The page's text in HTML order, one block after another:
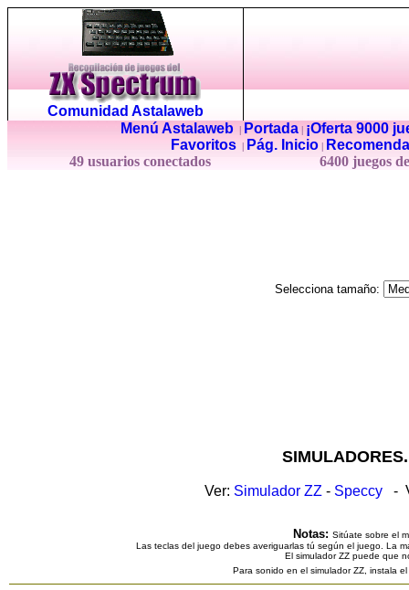
Comunidad Astalaweb
Menú Astalaweb| Portada|
¡Oferta 9000
Favoritos
Pág. Inicio
49 usuarios conectados
6400 juegos
Selecciona tamaño:
Ver: Simulador ZZ - Speccy -
Notas: Sitúate sobre el
Las teclas del juego debes averiguarlas tú según el juego. La
El simulador ZZ puede que
Para sonido en el simulador ZZ, instala